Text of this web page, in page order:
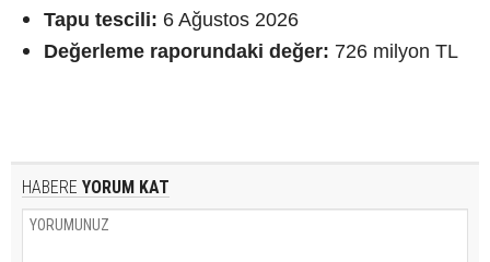
Tapu tescili: 6 Ağustos 2026
Değerleme raporundaki değer: 726 milyon TL
HABERE YORUM KAT